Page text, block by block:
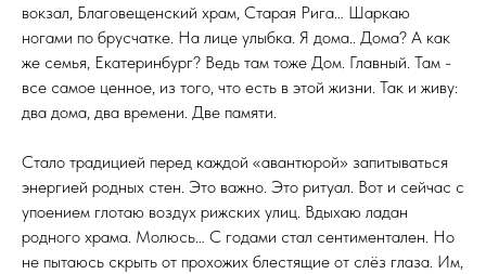
вокзал, Благовещенский храм, Старая Рига… Шаркаю
ногами по брусчатке. На лице улыбка. Я дома.. Дома? А как
же семья, Екатеринбург? Ведь там тоже Дом. Главный. Там -
все самое ценное, из того, что есть в этой жизни. Так и живу:
два дома, два времени. Две памяти.
Стало традицией перед каждой «авантюрой» запитываться
энергией родных стен. Это важно. Это ритуал. Вот и сейчас с
упоением глотаю воздух рижских улиц. Вдыхаю ладан
родного храма. Молюсь… С годами стал сентиментален. Но
не пытаюсь скрыть от прохожих блестящие от слёз глаза. Им,